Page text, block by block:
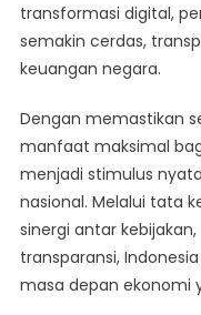
transformasi digital,
semakin cerdas,
keuangan negara.
Dengan memastikan
manfaat maksimal
menjadi stimulus
nasional. Melalui tata
sinergi antar
transparansi,
masa depan ekonomi